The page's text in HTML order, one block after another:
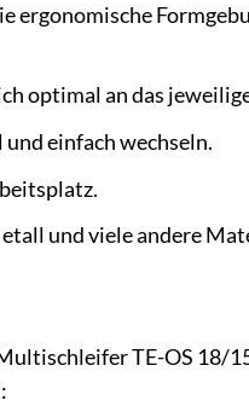
ergonomische
optimal an das
einfach wechseln.
und viele andere
TE-OS 18/